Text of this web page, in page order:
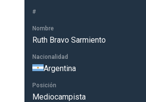
#
Nombre
Ruth Bravo Sarmiento
Nacionalidad
Argentina
Posición
Mediocampista